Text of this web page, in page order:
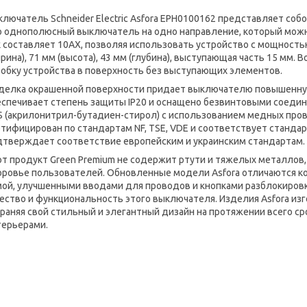
Schneider Electric Asfora EPH0100162 представляет
однополюсный выключатель на одно направление, который
составляет 10AX, позволяя использовать устройство с
71 мм (высота), 43 мм (глубина), выступающая часть 15 мм.
устройства в поверхность без выступающих элементов.
окрашенной поверхности придает выключателю
степень защиты IP20 и оснащено безвинтовыми
(акрилонитрил-бутадиен-стирол) с использованием медных
по стандартам NF, TSE, VDE и соответствует
соответствие европейским и украинским стандартам.
продукт Green Premium не содержит ртути и тяжелых
пользователей. Обновленные модели Asfora отличаются
улучшенными вводами для проводов и кнопками
и функциональность этого выключателя. Изделия Asfora
свой стильный и элегантный дизайн на протяжении всего